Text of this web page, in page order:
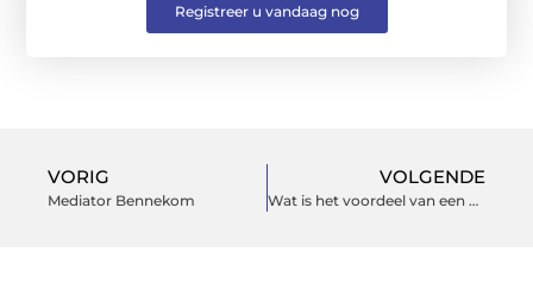
Registreer u vandaag nog
VORIG
Mediator Bennekom
VOLGENDE
Wat is het voordeel van een digital checklist?